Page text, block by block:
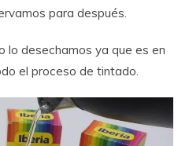
para después.
lo desechamos ya que es en
el proceso de tintado.